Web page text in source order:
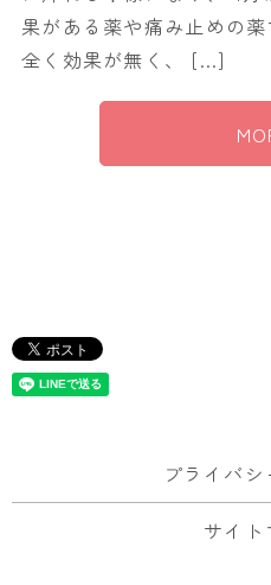
果がある薬や痛み止めの薬
全く効果が無く、 […]
プライバ
サイ